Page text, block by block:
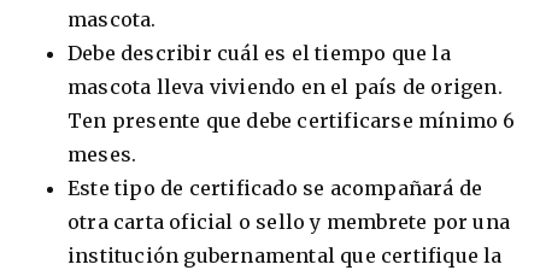
mascota.
Debe describir cuál es el tiempo que la
mascota lleva viviendo en el país de origen.
Ten presente que debe certificarse mínimo 6
meses.
Este tipo de certificado se acompañará de
otra carta oficial o sello y membrete por una
institución gubernamental que certifique la